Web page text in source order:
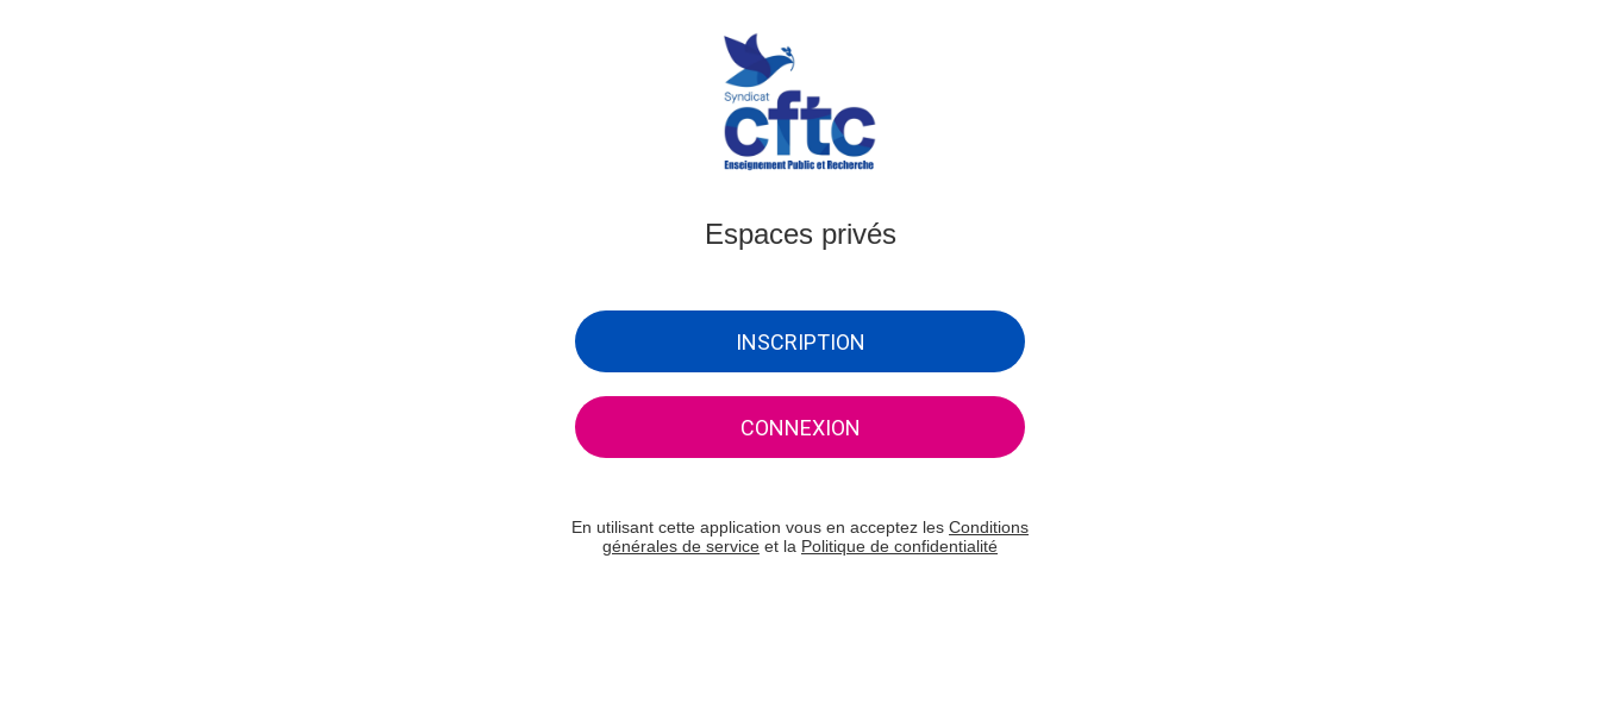
Espaces privés
INSCRIPTION
CONNEXION
En utilisant cette application vous en acceptez les Conditions
générales de service et la Politique de confidentialité